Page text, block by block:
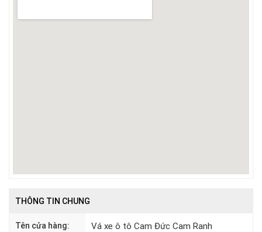
THÔNG TIN CHUNG
Tên cửa hàng: Vá xe ô tô Cam Đức Cam Ranh